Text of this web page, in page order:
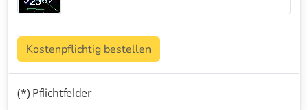
Kostenpflichtig bestellen
(*) Pflichtfelder